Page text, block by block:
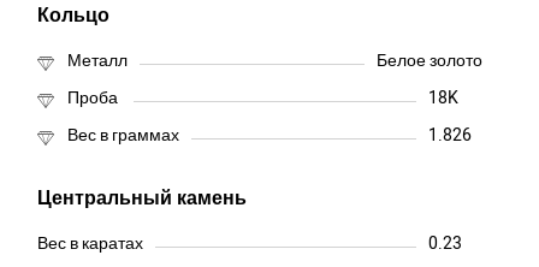
Кольцо
Металл
Белое золото
Проба
18K
Вес в граммах
1.826
Центральный камень
Вес в каратах
0.23